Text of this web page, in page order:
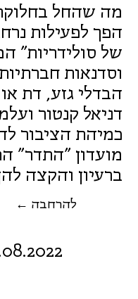
מה שהחל בחלוקת
הפך לפעילות
של סולידריות"
וסדנאות
הבדלי גזע, דת או
דניאל קנטור
כמיהת הציבור
מועדון "התדר"
ברעיון והקצה
← להרחבה